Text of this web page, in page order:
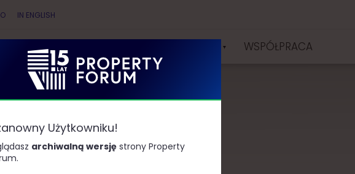
PARTNERZY WSPÓŁPRACA
IN ENGLISH
Użytkowniku!
archiwalną wersję strony Property